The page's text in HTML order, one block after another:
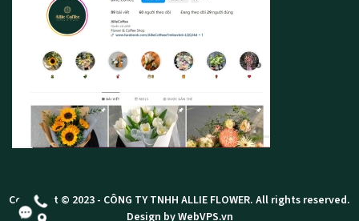
Copyright © 2023 - CÔNG TY TNHH ALLIE FLOWER. All rights reserved.
Design by WebVPS.vn